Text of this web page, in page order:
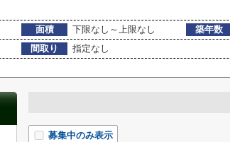
面積 下限なし～上限なし 築年数
間取り
指定なし
募集中のみ表示